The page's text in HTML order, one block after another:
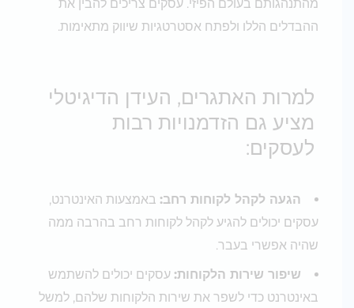
מהתנהגותם בעולם הפיזי. עסקים צריכים להבין את
ההבדלים הללו ולפתח אסטרטגיות שיווק מתאימות.
למרות האתגרים, העידן הדיגיטלי
מציע גם הזדמנויות רבות
לעסקים:
הגעה לקהל לקוחות רחב:באמצעות האינטרנט,
עסקים יכולים להגיע לקהל לקוחות רחב בהרבה ממה
שהיה אפשרי בעבר.
שיפור שירות הלקוחות:עסקים יכולים להשתמש
באינטרנט כדי לשפר את שירות הלקוחות שלהם, למשל